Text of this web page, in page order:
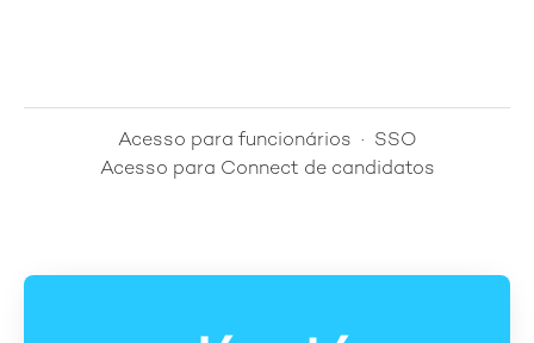
Acesso para funcionários · SSO
Acesso para Connect de candidatos